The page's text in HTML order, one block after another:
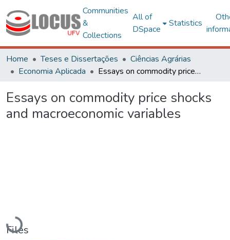
Communities
&
Collections
All of
DSpace
Statistics
Home Teses e Dissertações
Ciências Agrárias
Economia Aplicada
Essays on commodity price shocks and macroeconomic variables
Essays on commodity price shocks
and macroeconomic variables
Loading...
Files